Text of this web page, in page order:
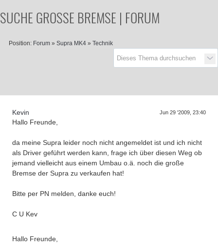
D
a
s
T
r
e
f
f
e
n
d
e
r
G
e
n
e
r
a
t
i
o
n
e
n
SUCHE GROSSE BREMSE | FORUM
Position: Forum » Supra MK4 » Technik
Kevin Jun 29 '2009, 23:40
Hallo Freunde,
da meine Supra leider noch nicht angemeldet ist und ich nicht
als Driver geführt werden kann, frage ich über diesen Weg ob
jemand vielleicht aus einem Umbau o.ä. noch die große
Bremse der Supra zu verkaufen hat!
Bitte per PN melden, danke euch!
C U Kev
Hallo Freunde,